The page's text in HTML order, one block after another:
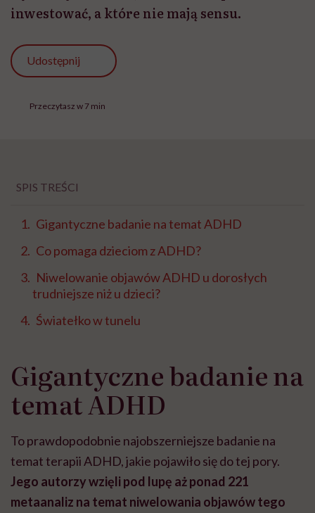
inwestować, a które nie mają sensu.
Udostępnij
Przeczytasz w 7 min
SPIS TREŚCI
Gigantyczne badanie na temat ADHD
Co pomaga dzieciom z ADHD?
Niwelowanie objawów ADHD u dorosłych
trudniejsze niż u dzieci?
Światełko w tunelu
Gigantyczne badanie na
temat ADHD
To prawdopodobnie najobszerniejsze badanie na
temat terapii ADHD, jakie pojawiło się do tej pory.
Jego autorzy wzięli pod lupę aż ponad 221
metaanaliz na temat niwelowania objawów tego